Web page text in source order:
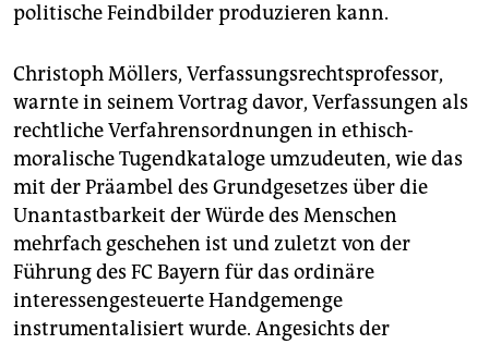
politische Feindbilder produzieren kann.
Christoph Möllers, Verfassungsrechtsprofessor,
warnte in seinem Vortrag davor, Verfassungen als
rechtliche Verfahrensordnungen in ethisch-
moralische Tugendkataloge umzudeuten, wie das
mit der Präambel des Grundgesetzes über die
Unantastbarkeit der Würde des Menschen
mehrfach geschehen ist und zuletzt von der
Führung des FC Bayern für das ordinäre
interessengesteuerte Handgemenge
instrumentalisiert wurde. Angesichts der